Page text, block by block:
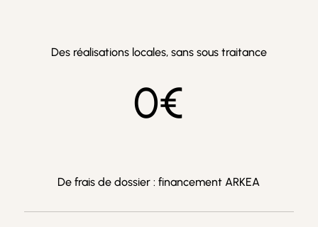
Des réalisations locales, sans sous traitance
0€
De frais de dossier : financement ARKEA